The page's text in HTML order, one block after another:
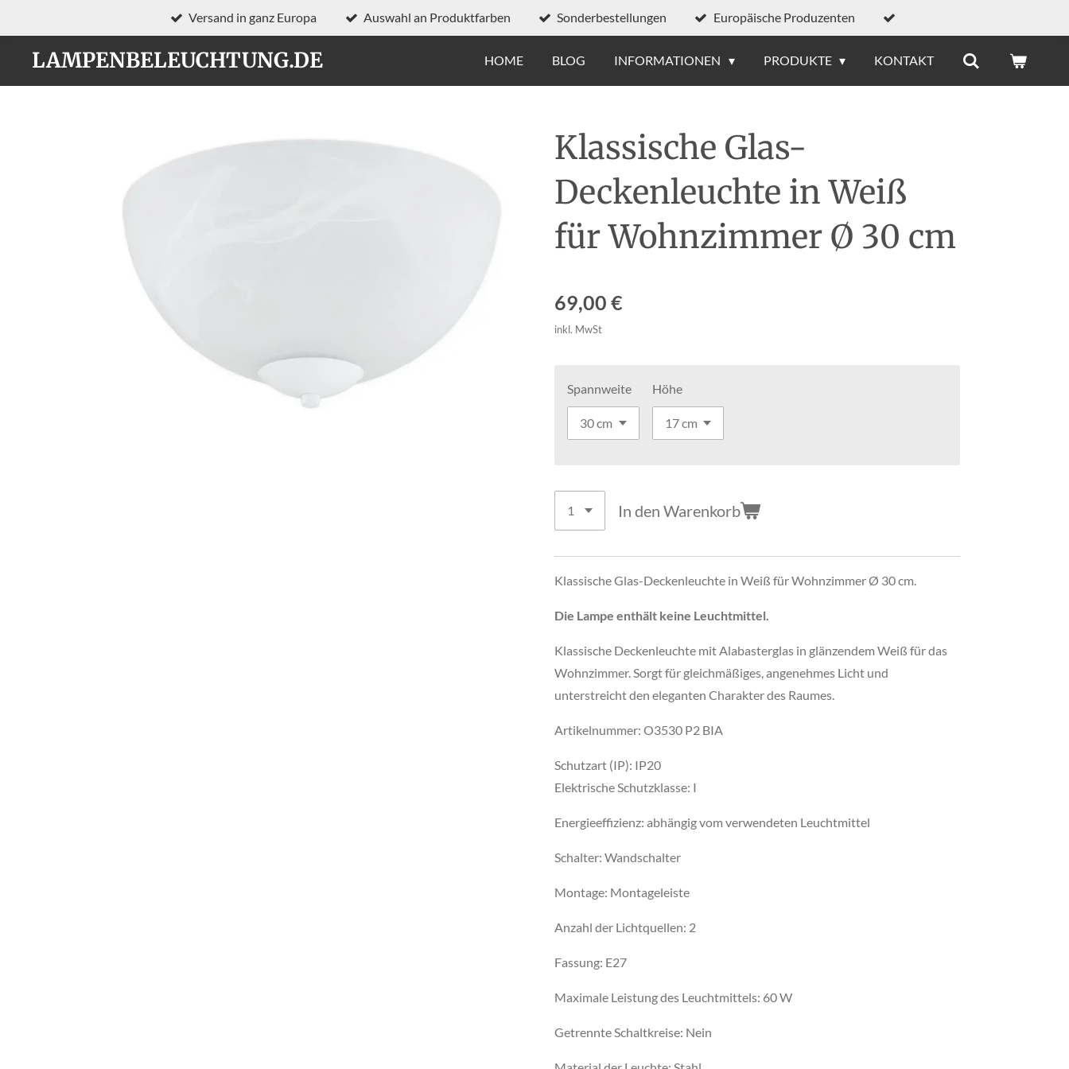
Hauptinhalt
springen
Versand in ganz Europa Auswahl an Produktfarben Sonderbestellungen Europäische Produzenten
LAMPENBELEUCHTUNG.DE HOME BLOG INFORMATIONEN PRODUKTE KONTAKT
Klassische Glas-
Deckenleuchte in Weiß
für Wohnzimmer Ø 30 cm
69,00 €
inkl. MwSt
Spannweite Höhe
In den Warenkorb
Klassische Glas-Deckenleuchte in Weiß für Wohnzimmer Ø 30 cm.
Die Lampe enthält keine Leuchtmittel.
Klassische Deckenleuchte mit Alabasterglas in glänzendem Weiß für das
Wohnzimmer. Sorgt für gleichmäßiges, angenehmes Licht und
unterstreicht den eleganten Charakter des Raumes.
Artikelnummer: O3530 P2 BIA
Schutzart (IP): IP20
Elektrische Schutzklasse: I
Energieeffizienz: abhängig vom verwendeten Leuchtmittel
Schalter: Wandschalter
Montage: Montageleiste
Anzahl der Lichtquellen: 2
Fassung: E27
Maximale Leistung des Leuchtmittels: 60 W
Getrennte Schaltkreise: Nein